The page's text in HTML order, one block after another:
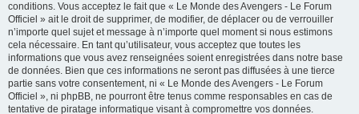
conditions. Vous acceptez le fait que « Le Monde des Avengers - Le Forum
Officiel » ait le droit de supprimer, de modifier, de déplacer ou de verrouiller
n’importe quel sujet et message à n’importe quel moment si nous estimons
cela nécessaire. En tant qu’utilisateur, vous acceptez que toutes les
informations que vous avez renseignées soient enregistrées dans notre base
de données. Bien que ces informations ne seront pas diffusées à une tierce
partie sans votre consentement, ni « Le Monde des Avengers - Le Forum
Officiel », ni phpBB, ne pourront être tenus comme responsables en cas de
tentative de piratage informatique visant à compromettre vos données.